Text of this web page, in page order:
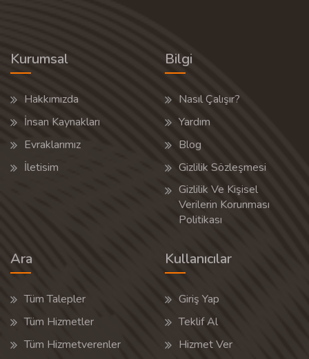
Kurumsal
Hakkımızda
İnsan Kaynakları
Evraklarımız
İletisim
Bilgi
Nasıl Çalışır?
Yardım
Blog
Gizlilik Sözleşmesi
Gizlilik Ve Kişisel
Verilerin Korunması
Politikası
Ara
Tüm Talepler
Tüm Hizmetler
Tüm Hizmetverenler
Kullanıcılar
Giriş Yap
Teklif Al
Hizmet Ver